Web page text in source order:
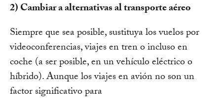
2) Cambiar a alternativas al transporte aéreo
Siempre que sea posible, sustituya los vuelos por
videoconferencias, viajes en tren o incluso en
coche (a ser posible, en un vehículo eléctrico o
híbrido). Aunque los viajes en avión no son un
factor significativo para